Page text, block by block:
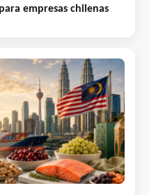
empresas chilenas